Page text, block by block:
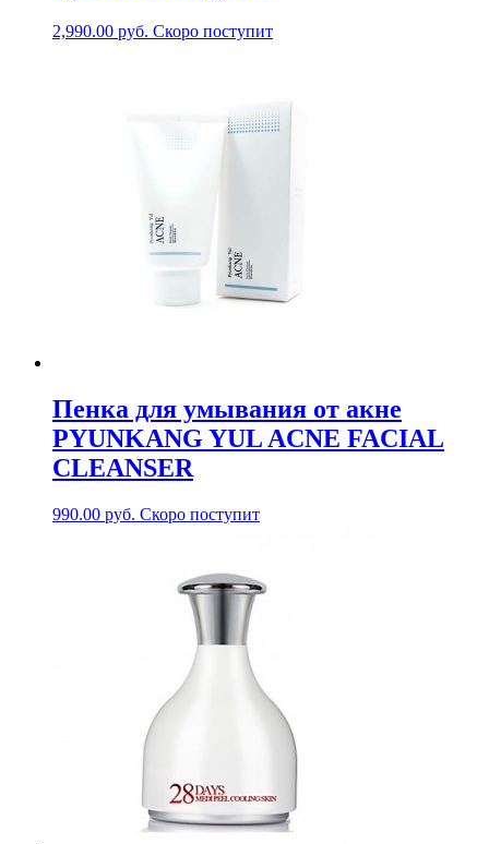
2,990.00 руб. Скоро поступит
Пенка для умывания от акне
PYUNKANG YUL ACNE FACIAL
CLEANSER
990.00 руб. Скоро поступит